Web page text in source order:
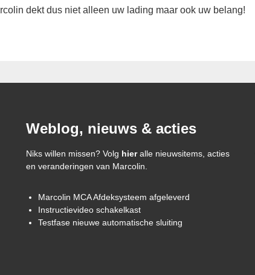
dekt dus niet alleen uw lading maar ook uw belang!
Weblog, nieuws & acties
Niks willen missen? Volg hier alle nieuwsitems, acties
en veranderingen van Marcolin.
Marcolin MCA Afdeksysteem afgeleverd
Instructievideo schakelkast
Testfase nieuwe automatische sluiting